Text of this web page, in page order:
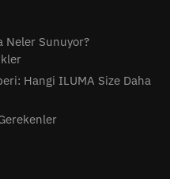
Neler Sunuyor?
Hangi ILUMA Size Daha